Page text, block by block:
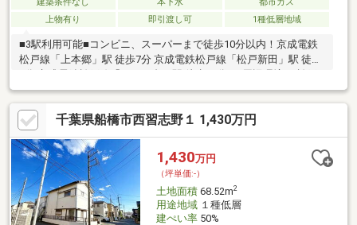
上物有り
即引渡し可 1種低層地域
■3駅利用可能■コンビニ、スーパーまで徒歩10分以内！京成電鉄
松戸線「上本郷」駅 徒歩7分 京成電鉄松戸線「松戸新田」駅 徒歩
9分 京成電鉄松戸線「みのり台」駅 徒歩16分 ○○周辺環境○○松戸
市立松ケ丘小学校/440m（徒歩6分）マルエツ上本郷店/390m（徒
歩5分）ローソン松戸稔台八丁目店/440m（徒歩6分）
千葉県船橋市西習志野１ 1,430万円
1,430万円
（坪単価:-）
土地面積68.52m2
用途地域１種低層
建ぺい率50%